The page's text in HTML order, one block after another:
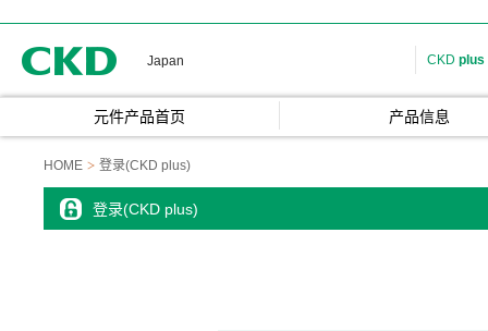
Japan CKD plus
元件产品首页 产品信息
HOME 登录(CKD plus)
登录(CKD plus)